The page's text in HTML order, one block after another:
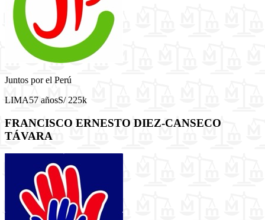
Juntos por el Perú
LIMA57 añosS/ 225k
FRANCISCO ERNESTO DIEZ-CANSECO
TÁVARA